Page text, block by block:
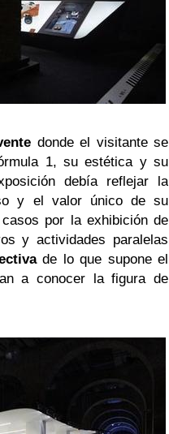
donde el visitante se
1, su estética y su
debía reflejar la
y el valor único de su
por la exhibición de
y actividades paralelas
de lo que supone el
a conocer la figura de